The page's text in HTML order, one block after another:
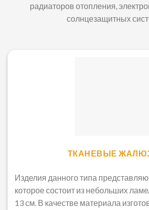
радиаторов отопления,
солнцезащитных
ТКАНЕВЫЕ
Изделия данного типа
которое состоит из небольших
13 см. В качестве материала